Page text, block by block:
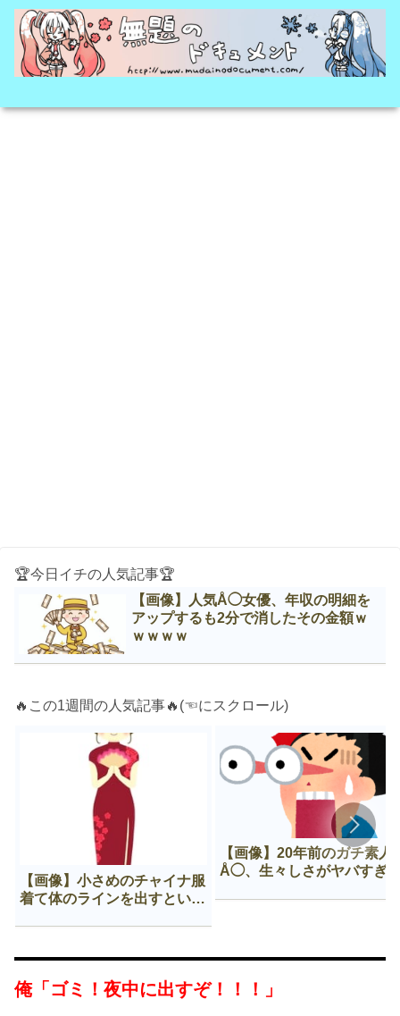
🏆今日イチの人気記事🏆
【画像】人気Å◯女優、年収の明細を
アップするも2分で消したその金額ｗ
ｗｗｗｗ
🔥この1週間の人気記事🔥(☜にスクロール)
【画像】小さめのチャイナ服
着て体のラインを出すという
【画像】20年前のガチ素人
Å◯、生々しさがヤバすぎ
俺「ゴミ！夜中に出すぞ！！！」